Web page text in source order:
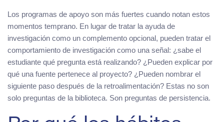
Los programas de apoyo son más fuertes cuando notan estos
momentos temprano. En lugar de tratar la ayuda de
investigación como un complemento opcional, pueden tratar el
comportamiento de investigación como una señal: ¿sabe el
estudiante qué pregunta está realizando? ¿Pueden explicar por
qué una fuente pertenece al proyecto? ¿Pueden nombrar el
siguiente paso después de la retroalimentación? Estas no son
solo preguntas de la biblioteca. Son preguntas de persistencia.